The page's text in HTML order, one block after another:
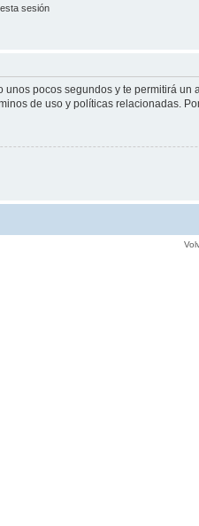
sesión
pocos segundos y te permitirá
de uso y políticas relacionadas.